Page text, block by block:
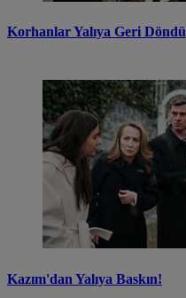
Korhanlar Yalıya Geri Döndü
Kazım'dan Yalıya Baskın!